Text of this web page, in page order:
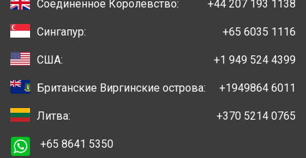
Соединенное Королевство: +44 207 193 1138
Сингапур: +65 6035 1116
США: +1 949 524 4399
Британские Виргинские острова: +1949864 6011
Литва: +370 5214 0765
+65 8641 5350